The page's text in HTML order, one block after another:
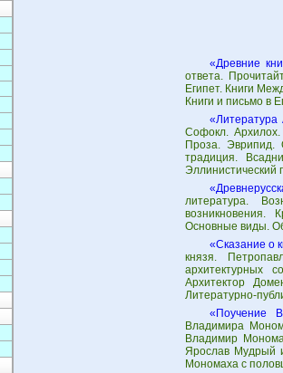
«Древние
ответа.
Египет. Книги
Книги и письмо в
«Литература
Софокл. Архилох.
Проза. Эврипид.
традиция.
Эллинистический
литература.
возникновения.
Основные виды.
«Сказание о
князя.
архитектурных
Архитектор
Литературно-
«Поучение
Владимира
Владимир
Ярослав Мудрый
Мономаха с